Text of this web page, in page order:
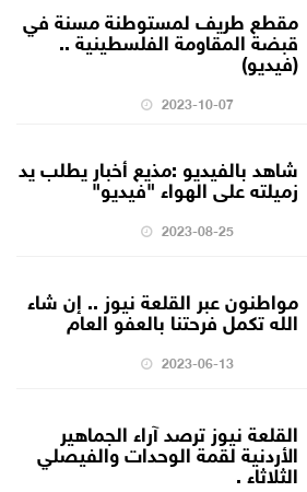
مقطع طريف لمستوطنة مسنة في
قبضة المقاومة الفلسطينية ..
(فيديو)
2023-10-07
شاهد بالفيديو :مذيع أخبار يطلب يد
زميلته على الهواء "فيديو"
2023-08-25
مواطنون عبر القلعة نيوز .. إن شاء
الله تكمل فرحتنا بالعفو العام
2023-06-13
القلعة نيوز ترصد آراء الجماهير
الأردنية لقمة الوحدات والفيصلي
الثلاثاء .